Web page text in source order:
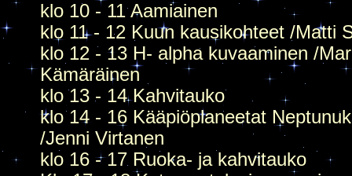
klo 10 - 11 Aamiainen
klo 11 - 12 Kuun kausikohteet /Matti
klo 12 - 13 H- alpha kuvaaminen /
Kämäräinen
klo 13 - 14 Kahvitauko
klo 14 - 16 Kääpiöplaneetat
/Jenni Virtanen
klo 16 - 17 Ruoka- ja kahvitauko